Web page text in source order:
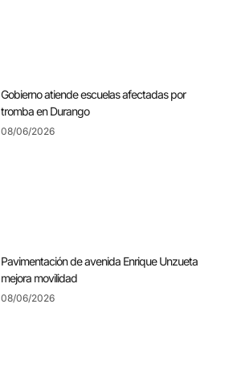
Gobierno atiende escuelas afectadas por
tromba en Durango
08/06/2026
Pavimentación de avenida Enrique Unzueta
mejora movilidad
08/06/2026